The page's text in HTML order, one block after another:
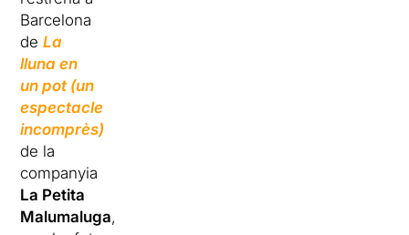
Barcelona
deLa
lluna en
un pot (un
espectacle
incomprès)
de la
companyia
La Petita
Malumaluga,